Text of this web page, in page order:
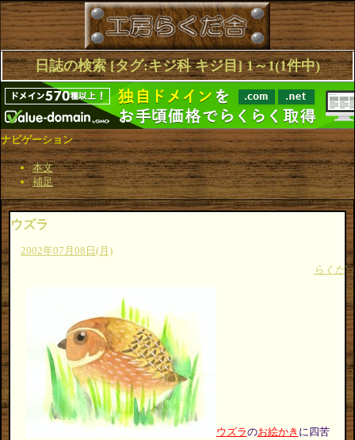
日誌の検索 [タグ:キジ科 キジ目] 1～1(1件中)
ナビゲーション
本文
補足
ウズラ
2002年07月08日(月)
らくだ
ウズラのお絵かき に四苦